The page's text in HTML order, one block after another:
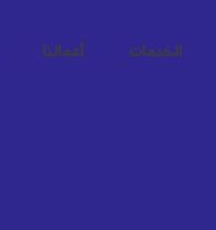
الخدمات أعمالنا